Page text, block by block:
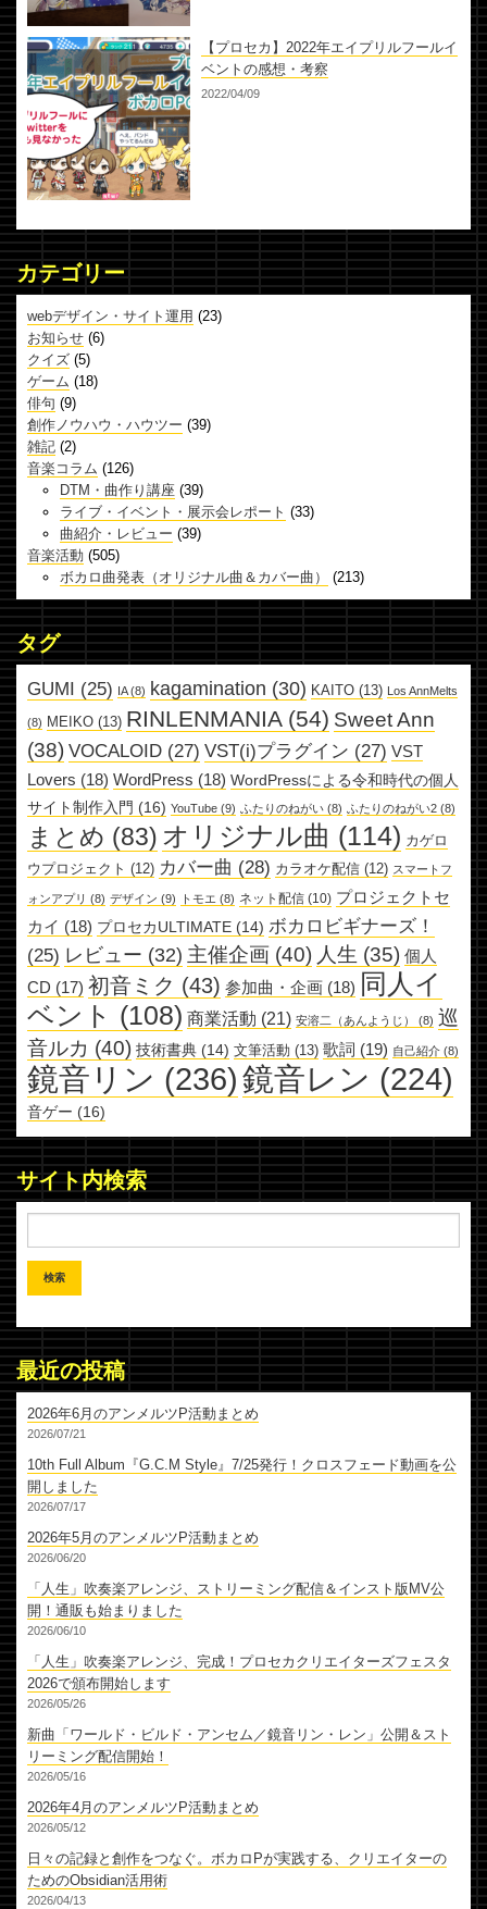
【プロセカ】2022年エイプリルフールイ
ベントの感想・考察
2022/04/09
カテゴリー
webデザイン・サイト運用 (23)
お知らせ (6)
クイズ (5)
ゲーム (18)
俳句 (9)
創作ノウハウ・ハウツー (39)
雑記 (2)
音楽コラム (126)
DTM・曲作り講座 (39)
ライブ・イベント・展示会レポート (33)
曲紹介・レビュー (39)
音楽活動 (505)
ボカロ曲発表（オリジナル曲＆カバー曲）
(213)
タグ
GUMI (25) IA(8) kagamination (30) KAITO (13) Los AnnMelts
(8) MEIKO (13) RINLENMANIA(54) Sweet Ann
(38) VOCALOID (27) VST(i)プラグイン (27) VST
Lovers (18) WordPress (18) WordPressによる令和時代の個人
サイト制作入門 (16) YouTube (9) ふたりのねがい (8) ふたりのねがい2 (8)
まとめ (83) オリジナル曲 (114) カゲロ
ウプロジェクト (12) カバー曲 (28) カラオケ配信 (12) スマートフ
ォンアプリ (8) デザイン (9) トモエ (8) ネット配信 (10) プロジェクトセ
カイ (18) プロセカULTIMATE (14) ボカロビギナーズ！
(25) レビュー (32) 主催企画 (40) 人生 (35) 個人
CD (17) 初音ミク (43) 参加曲・企画 (18) 同人イ
ベント (108) 商業活動 (21) 安溶二（あんようじ） (8) 巡
音ルカ (40) 技術書典 (14) 文筆活動 (13) 歌詞 (19) 自己紹介 (8)
鏡音リン (236)鏡音レン (224)
音ゲー (16)
サイト内検索
最近の投稿
2026年6月のアンメルツP活動まとめ
2026/07/21
10th Full Album『G.C.M Style』7/25発行！クロスフェード動画を公
開しました
2026/07/17
2026年5月のアンメルツP活動まとめ
2026/06/20
「人生」吹奏楽アレンジ、ストリーミング配信＆インスト版MV公
開！通販も始まりました
2026/06/10
「人生」吹奏楽アレンジ、完成！プロセカクリエイターズフェスタ
2026で頒布開始します
2026/05/26
新曲「ワールド・ビルド・アンセム／鏡音リン・レン」公開＆スト
リーミング配信開始！
2026/05/16
2026年4月のアンメルツP活動まとめ
2026/05/12
日々の記録と創作をつなぐ。ボカロPが実践する、クリエイターの
ためのObsidian活用術
2026/04/13